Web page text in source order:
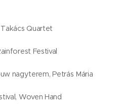
Quartet
Festival
nagyterem, Petrás Mária
Woven Hand